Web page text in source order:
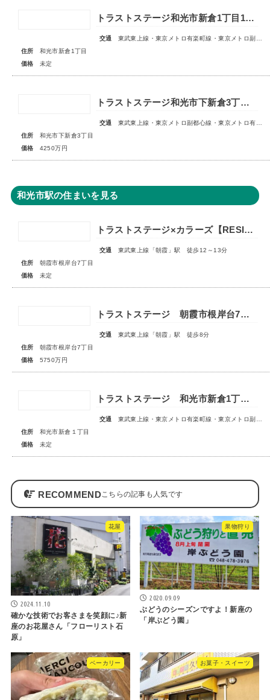
トラストステージ和光市新倉1丁目16期 全11区画◇販売予告◇
交通
東武東上線・東京メトロ有楽町線・東京メトロ副都心線「和光市」駅 徒歩14～15分
住所
和光市新倉1丁目
価格
未定
トラストステージ和光市下新倉3丁目16期◇限定1区画◇
交通
東武東上線・東京メトロ副都心線・東京メトロ有楽町線「和光市」駅 徒歩19分
住所
和光市下新倉3丁目
価格
4250万円
和光市駅の住まいを見る
トラストステージ×カラーズ【RESIDENCE】朝霞市根岸台7丁目41期 全13区画第一期分譲 宅地分譲第二期分譲 新築分譲住宅 ◇販売予告◇
交通
東武東上線「朝霞」駅 徒歩12～13分
住所
朝霞市根岸台7丁目
価格
未定
トラストステージ 朝霞市根岸台7丁目44期 限定1区画
交通
東武東上線「朝霞」駅 徒歩8分
住所
朝霞市根岸台7丁目
価格
5750万円
トラストステージ 和光市新倉1丁目17期 全5区画■第1期分譲 販売予告■
交通
東武東上線・東京メトロ有楽町線・東京メトロ副都心線「和光市」駅 徒歩14～15分
住所
和光市新倉１丁目
価格
未定
RECOMMEND
花屋
2024.11.10
確かな技術でお客さまを笑顔に♪新
座のお花屋さん「フローリスト石
原」
果物狩り
2020.09.09
ぶどうのシーズンですよ！新座の
「岸ぶどう園」
ベーカリー お菓子・スイーツ